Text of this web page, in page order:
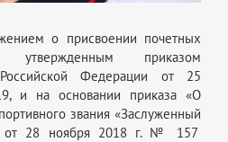
о присвоении почетных
утвержденным приказом
Федерации от 25
и на основании приказа «О
звания «Заслуженный
от 28 ноября 2018 г. № 157